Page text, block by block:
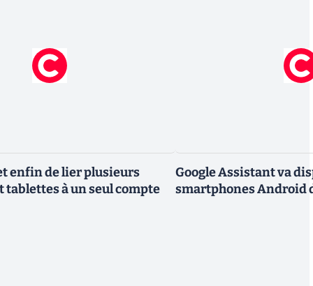
enfin de lier plusieurs
tablettes à un seul compte
Google Assistant va
smartphones Android